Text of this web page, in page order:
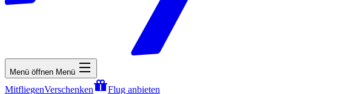
Menü öffnen Menü
MitfliegenVerschenken
Flug anbieten